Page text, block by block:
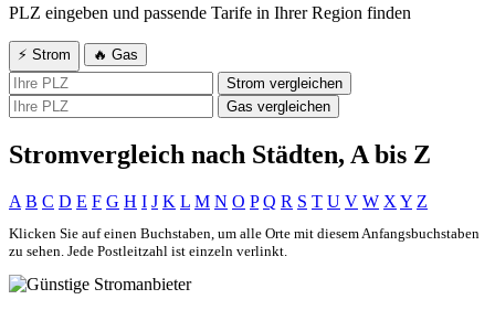
PLZ eingeben und passende Tarife in Ihrer Region finden
⚡ Strom
🔥 Gas
Strom vergleichen
Gas vergleichen
Stromvergleich nach Städten, A bis Z
A B C D E F G H I J K L M N O P Q R S T U V W X Y Z
Klicken Sie auf einen Buchstaben, um alle Orte mit diesem Anfangsbuchstaben
zu sehen. Jede Postleitzahl ist einzeln verlinkt.